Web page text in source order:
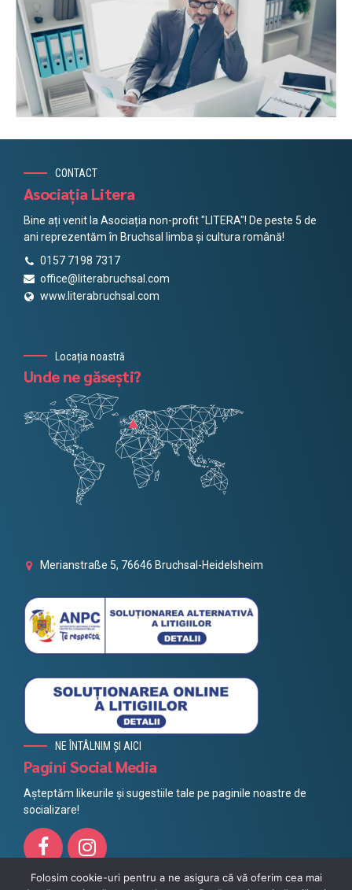
Strength in numbers
Globally incubate standards compliant channels before
scalable benefits. Quickly disseminate superior deliverables
whereas web-enabled applications. Quickly drive clicks-and-
mortar catalysts for change before vertical architectures.
Distinctively exploit optimal alignments for intuitive
bandwidth. Quickly coordinate e-business applications
through revolutionary catalysts for change. Seamlessly
CONTACT
Asociația Litera
Bine ați venit la Asociația non-profit "LITERA"! De peste 5 de
ani reprezentăm în Bruchsal limba și cultura română!
0157 7198 7317
office@literabruchsal.com
www.literabruchsal.com
Locația noastră
Unde ne găsești?
Merianstraße 5, 76646 Bruchsal-Heidelsheim
NE ÎNTÂLNIM ȘI AICI
Pagini Social Media
Așteptăm likeurile și sugestiile tale pe paginile noastre de
socializare!
Folosim cookie-uri pentru a ne asigura că vă oferim cea mai